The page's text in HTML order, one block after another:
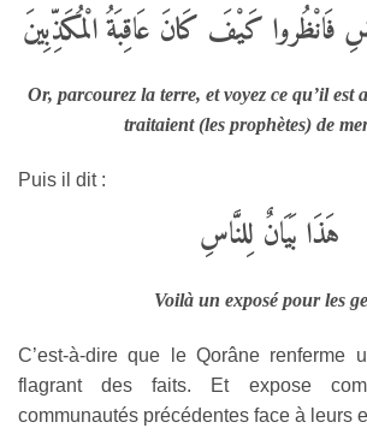
فَانْظُروا كَيْفَ كَانَ عَاقِبَةُ الْمُكَذِّبِينَ
Or, parcourez la terre, et voyez ce qu’il est
traitaient (les prophètes) de
Puis il dit :
هَذَا بَيَانٌ لِلنَّاسِ
Voilà un exposé pour les
C’est-à-dire que le Qorâne renferme
flagrant des faits. Et expose
communautés précédentes face à leurs